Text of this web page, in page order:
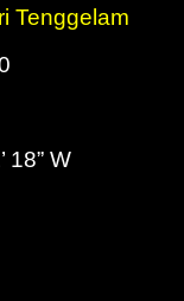
Tenggelam
18” W